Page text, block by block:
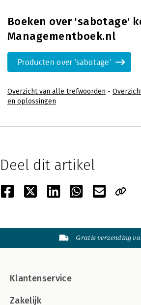
Boeken over 'sabotage'
Managementboek.nl
Producten over 'sabotage'
Overzicht van alle trefwoorden -
en oplossingen
Deel dit artikel
Gratis verzending
Klantenservice
Zakelijk